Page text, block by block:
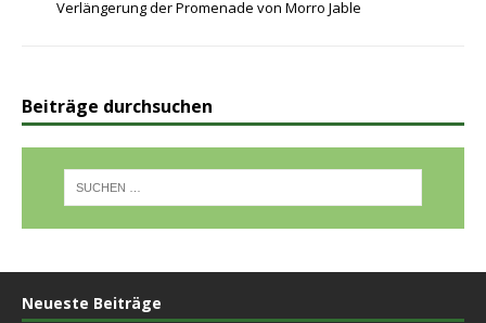
Verlängerung der Promenade von Morro Jable
Beiträge durchsuchen
Neueste Beiträge